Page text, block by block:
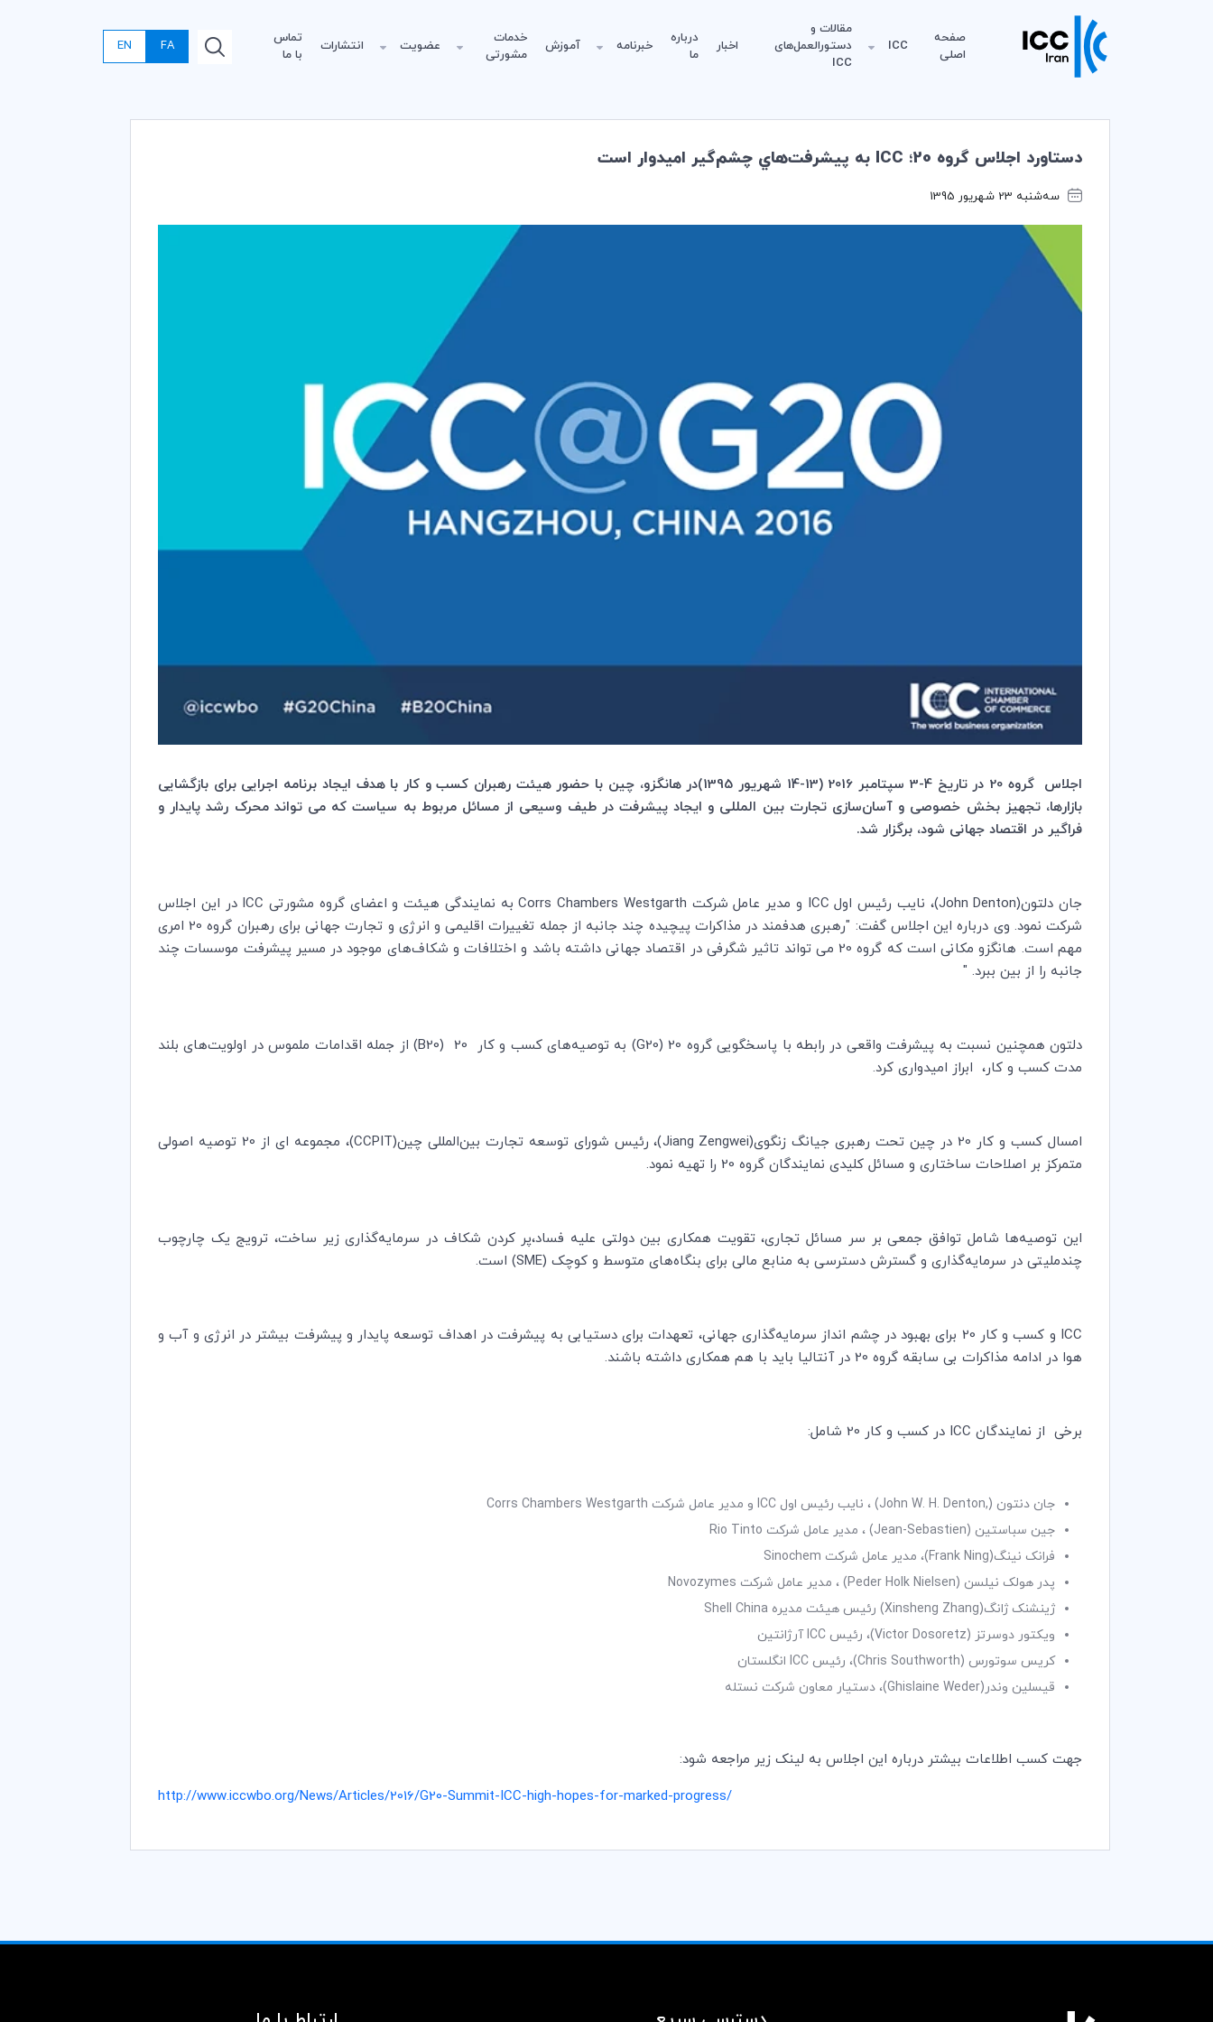
صفحه
اصلی
ICC
مقالات و
دستورالعمل‌های
ICC
اخبار
درباره
ما
خبرنامه آموزش
خدمات
مشورتی
عضویت انتشارات
تماس
با ما
FA
EN
دستاورد اجلاس گروه 20؛ ICC به پيشرفت‌هاي چشم‌گير اميدوار است
سه‌شنبه 23 شهریور 1395
اجلاس گروه 20 در تاریخ 4-3 سپتامبر 2016 (13-14 شهریور 1395)در هانگزو، چین با حضور هیئت رهبران کسب و کار با هدف ایجاد برنامه اجرایی برای بازگشایی
بازارها، تجهیز بخش خصوصی و آسان‌سازی تجارت بین المللی و ایجاد پیشرفت در طیف وسیعی از مسائل مربوط به سیاست که می تواند محرک رشد پایدار و
فراگیر در‌ اقتصاد جهانی شود، برگزار شد.
جان دلتون(John Denton)، نایب رئیس اول ICC و مدیر عامل شرکت Corrs Chambers Westgarthبه نمایندگی هیئت و اعضای گروه مشورتی‌ ICC در این اجلاس
شرکت نمود. وی درباره این اجلاس گفت: "رهبری هدفمند در مذاکرات پیچیده چند جانبه از جمله تغییرات اقلیمی و انرژی و تجارت جهانی برای رهبران گروه 20 امری
مهم است. هانگزو مکانی است که گروه 20 می تواند تاثیر شگرفی در اقتصاد جهانی داشته باشد و اختلافات و شکاف‌های موجود در مسیر پیشرفت موسسات چند
جانبه را از بین ببرد. "
دلتون همچنین نسبت به پیشرفت واقعی در رابطه با پاسخگویی گروه 20 ( G20‌) به توصیه‌های‌ کسب و کار‌ 20 ( B20) از جمله اقدامات ملموس در اولویت‌های بلند
مدت کسب و کار، ابراز امیدواری کرد‌.
امسال کسب و کار 20 در چین تحت رهبری جیانگ زنگوی(‌ Jiang Zengwei)، رئیس شورای توسعه تجارت بین‌المللی چین(CCPIT
)، مجموعه ای از 20 توصیه اصولی
متمرکز بر اصلاحات ساختاری و مسائل کلیدی نمایندگان گروه 20 را تهیه نمود.
این توصیه‌ها شامل توافق جمعی بر سر مسائل تجاری، تقویت همکاری بین دولتی علیه فساد،پر کردن شکاف در سرمایه‌گذاری زیر ساخت، ترویج یک چارچوب
چند‌ملیتی در سرمایه‌گذاری و گسترش دسترسی به منابع مالی برای بنگاه‌های متوسط و کوچک (SME) است.
ICC و کسب و کار 20 برای بهبود در چشم انداز سرمایه گذاری جهانی، تعهدات برای دستیابی به پیشرفت در اهداف توسعه پایدار و پیشرفت بیشتر در انرژی و آب و
هوا در ادامه مذاکرات بی سابقه گروه 20 در آنتالیا باید با هم همکاری داشته باشند.
برخی از نمایندگان ICC در کسب و کار 20 شامل:
جان دنتون (John W. H. Denton,) ، نایب رئیس اول ICC و مدیر عامل شرکت Corrs Chambers Westgarth
جین سباستین (Jean-Sebastien) ، مدیر عامل شرکت Rio Tinto
فرانک نینگ(Frank Ning)، مدیر عامل شرکت Sinochem
پدر هولک نیلسن (Peder Holk Nielsen) ، مدیر عامل شرکت Novozymes
ژینشنک ژانگ(Xinsheng Zhang) رئیس هیئت مدیره Shell China
ویکتور دوسرتز (Victor Dosoretz)، رئیس ICCآرژانتین
کریس سوتورس (Chris Southworth)، رئیس ICC انگلستان
قیسلین وندر(Ghislaine Weder)، دستیار معاون شرکت نستله
جهت کسب اطلاعات بیشتر درباره این اجلاس به لینک زیر مراجعه شود:
http://www.iccwbo.org/News/Articles/2016/G20-Summit-ICC-high-hopes-for-marked-progress/